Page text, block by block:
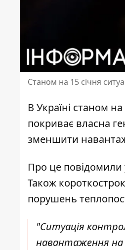
Станом на 15 січня
В Україні станом на
покриває власна
зменшити
Про це повідомили
Також
порушень
"Ситуація
навантаження на